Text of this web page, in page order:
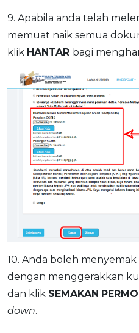
9. Apabila anda telah
memuat naik semua
klik HANTAR bagi
10. Anda boleh
dengan menggerakkan
dan klik SEMAKAN
down.